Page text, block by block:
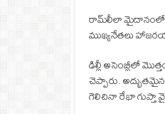
రామ్‌లీలా మైదానంలో
ముఖ్యనేతలు
ఢిల్లీ అసెంబ్లీలో
చెప్పారు.
గెలిచినా రేఖా గుప్తా